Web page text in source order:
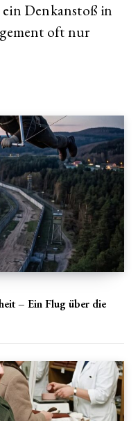
Denkanstoß in
oft nur
– Ein Flug über die